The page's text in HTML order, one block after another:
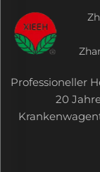
Professioneller
20